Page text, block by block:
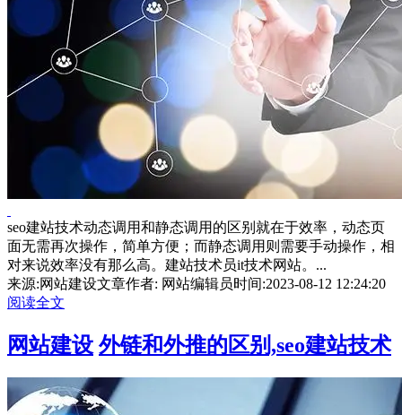
seo建站技术动态调用和静态调用的区别就在于效率，动态页
面无需再次操作，简单方便；而静态调用则需要手动操作，相
对来说效率没有那么高。建站技术员it技术网站。...
来源:网站建设文章作者: 网站编辑员时间:2023-08-12 12:24:20
阅读全文
网站建设 外链和外推的区别,seo建站技术